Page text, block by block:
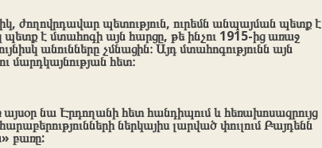
ժողովրդավար պետություն, ուրեմն անպայման պետք է
է մտահոգի այն հարցը, թե ինչու 1915-ից առաջ
անունները չմնացին։ Այդ մտահոգությունն այն
մարդկայնության հետ։
նա Էրդողանի հետ հանդիպում և հեռախոսազրույց
ներկայիս լարված փուլում Բայդենն
բառը: